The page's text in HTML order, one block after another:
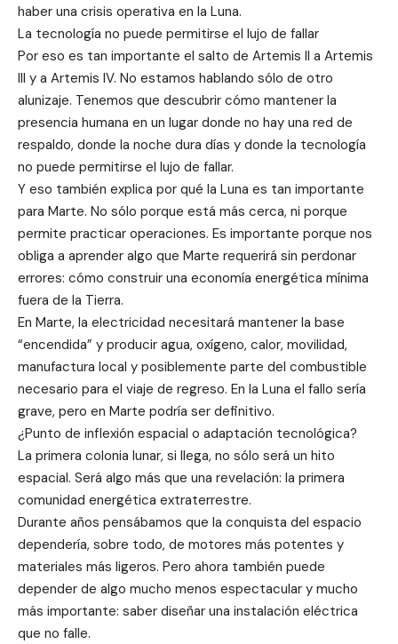
haber una crisis operativa en la Luna.
La tecnología no puede permitirse el lujo de fallar
Por eso es tan importante el salto de Artemis II a Artemis
III y a Artemis IV. No estamos hablando sólo de otro
alunizaje. Tenemos que descubrir cómo mantener la
presencia humana en un lugar donde no hay una red de
respaldo, donde la noche dura días y donde la tecnología
no puede permitirse el lujo de fallar.
Y eso también explica por qué la Luna es tan importante
para Marte. No sólo porque está más cerca, ni porque
permite practicar operaciones. Es importante porque nos
obliga a aprender algo que Marte requerirá sin perdonar
errores: cómo construir una economía energética mínima
fuera de la Tierra.
En Marte, la electricidad necesitará mantener la base
“encendida” y producir agua, oxígeno, calor, movilidad,
manufactura local y posiblemente parte del combustible
necesario para el viaje de regreso. En la Luna el fallo sería
grave, pero en Marte podría ser definitivo.
¿Punto de inflexión espacial o adaptación tecnológica?
La primera colonia lunar, si llega, no sólo será un hito
espacial. Será algo más que una revelación: la primera
comunidad energética extraterrestre.
Durante años pensábamos que la conquista del espacio
dependería, sobre todo, de motores más potentes y
materiales más ligeros. Pero ahora también puede
depender de algo mucho menos espectacular y mucho
más importante: saber diseñar una instalación eléctrica
que no falle.